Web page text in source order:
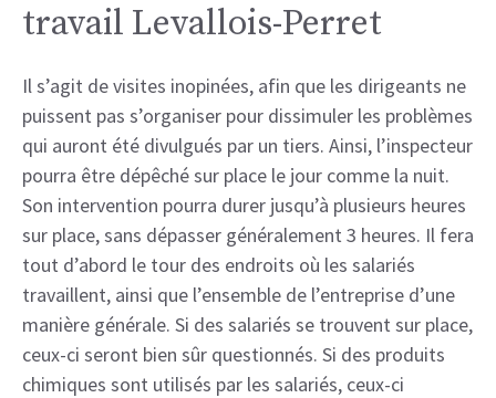
travail Levallois-Perret
Il s’agit de visites inopinées, afin que les dirigeants ne
puissent pas s’organiser pour dissimuler les problèmes
qui auront été divulgués par un tiers. Ainsi, l’inspecteur
pourra être dépêché sur place le jour comme la nuit.
Son intervention pourra durer jusqu’à plusieurs heures
sur place, sans dépasser généralement 3 heures. Il fera
tout d’abord le tour des endroits où les salariés
travaillent, ainsi que l’ensemble de l’entreprise d’une
manière générale. Si des salariés se trouvent sur place,
ceux-ci seront bien sûr questionnés. Si des produits
chimiques sont utilisés par les salariés, ceux-ci